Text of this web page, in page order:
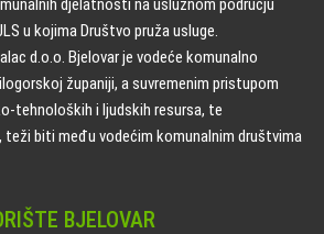
djelatnosti na uslužnom području
u kojima Društvo pruža usluge.
d.o.o. Bjelovar je vodeće komunalno
županiji, a suvremenim pristupom
tehnoloških i ljudskih resursa, te
teži biti među vodećim komunalnim društvima
BJELOVAR